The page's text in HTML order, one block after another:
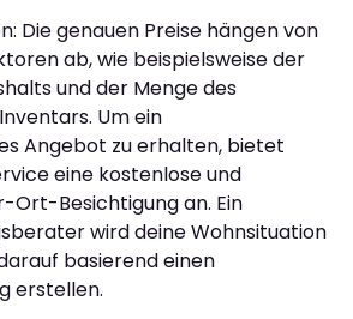
Die genauen Preise hängen von
ab, wie beispielsweise der
und der Menge des
Um ein
Angebot zu erhalten, bietet
eine kostenlose und
Ort-Besichtigung an. Ein
wird deine Wohnsituation
basierend einen
erstellen.